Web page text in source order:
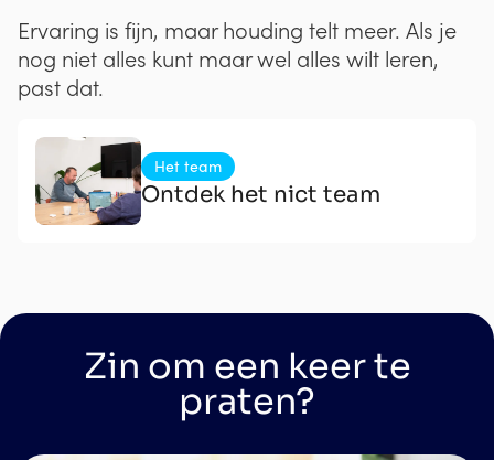
Ervaring is fijn, maar houding telt meer. Als je
nog niet alles kunt maar wel alles wilt leren,
past dat.
Het team
Ontdek het nict team
Zin om een keer te
praten?